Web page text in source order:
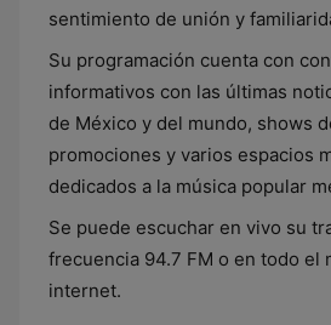
sentimiento de unión y
Su programación cuenta con
informativos con las últimas
de México y del mundo, shows
promociones y varios espacios
dedicados a la música popular
Se puede escuchar en vivo su
frecuencia 94.7 FM o en todo el
internet.